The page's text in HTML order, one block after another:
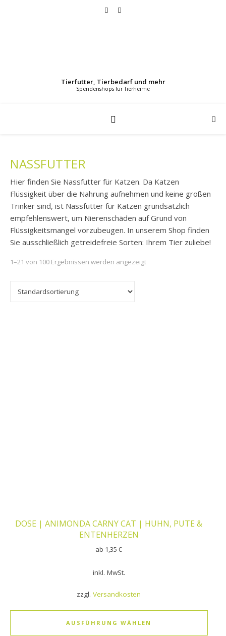
Tierfutter, Tierbedarf und mehr
NASSFUTTER
Hier finden Sie Nassfutter für Katzen. Da Katzen
Flüssigkeit über die Nahrung aufnehmen und keine großen
Trinker sind, ist Nassfutter für Katzen grundsätzlich
empfehlenswert, um Nierenschäden auf Grund von
Flüssigkeitsmangel vorzubeugen. In unserem Shop finden
Sie ausschließlich getreidefreie Sorten: Ihrem Tier zuliebe!
1–21 von 100 Ergebnissen werden angezeigt
DOSE | ANIMONDA CARNY CAT | HUHN, PUTE &
ENTENHERZEN
ab 1,35€
inkl. MwSt.
zzgl.Versandkosten
AUSFÜHRUNG WÄHLEN